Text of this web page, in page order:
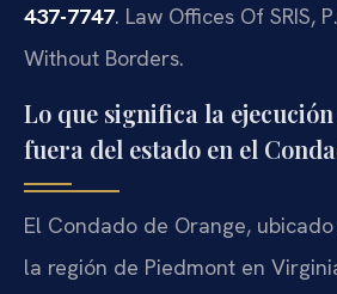
437-7747. Law Offices Of SRIS,
Without Borders.
Lo que significa la
fuera del estado en el
El Condado de Orange,
la región de Piedmont en